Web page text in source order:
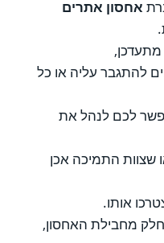
אחסון אתרים
להתגבר עליה או כל
לכם לנהל את
שצוות התמיכה אכן
אותו.